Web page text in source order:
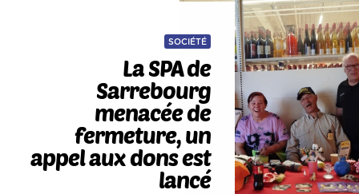
SOCIÉTÉ
La SPA de
Sarrebourg
menacée de
fermeture, un
appel aux dons est
lancé